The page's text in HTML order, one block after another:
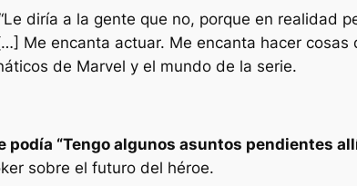
Le diría a la gente que no, porque en realidad
Me encanta actuar. Me encanta hacer cosas
de Marvel y el mundo de la serie.
podía “Tengo algunos asuntos pendientes
sobre el futuro del héroe.